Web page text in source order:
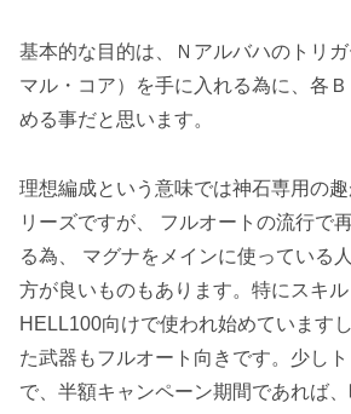
基本的な目的は、Ｎアルバハのトリ
マル・コア）を手に入れる為に、 各
める事だと思います。
理想編成という意味では神石専用の
リーズですが、 フルオートの流行で
る為、 マグナをメインに使っている
方が良いものもあります。特にスキル
HELL100向けで使われ始めていますし
た武器もフルオート向きです。少し
で、 半額キャンペーン期間であれば